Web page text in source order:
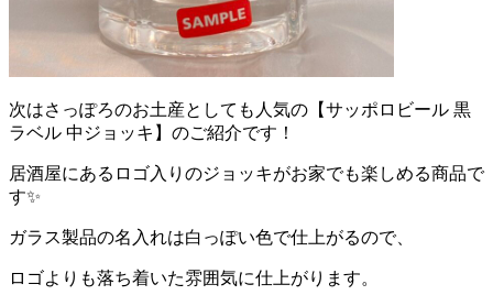
次はさっぽろのお土産としても人気の【サッポロビール 黒
ラベル 中ジョッキ】のご紹介です！
居酒屋にあるロゴ入りのジョッキがお家でも楽しめる商品で
す✨
ガラス製品の名入れは白っぽい色で仕上がるので、
ロゴよりも落ち着いた雰囲気に仕上がります。